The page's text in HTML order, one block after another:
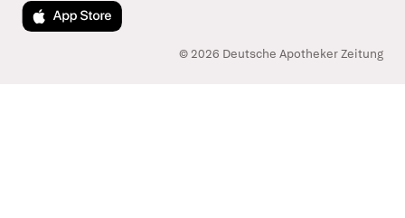
Laden im App Store
© 2026 Deutsche Apotheker Zeitung